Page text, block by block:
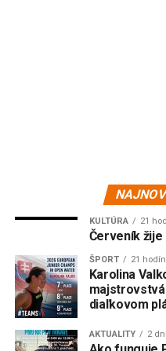
KULTÚRA 21
Červeník žije
ŠPORT 21
Karolina
diaľkovom
AKTUALITY 2